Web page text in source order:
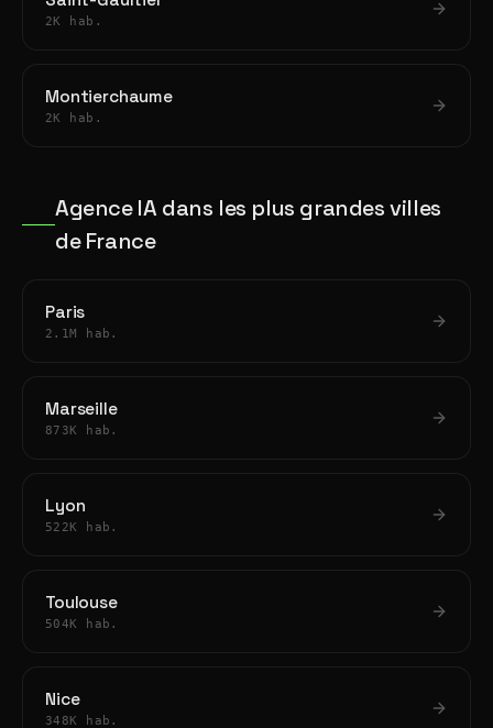
2K hab.
Montierchaume
2K hab.
Agence IA dans les plus grandes villes
de France
Paris
2.1M hab.
Marseille
873K hab.
Lyon
522K hab.
Toulouse
504K hab.
Nice
348K hab.